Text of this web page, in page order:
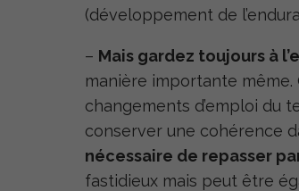
(développement de
– Mais gardez toujours à
manière importante
changements d’emploi du
conserver une cohérence
nécessaire de repasser
fastidieux mais peut être